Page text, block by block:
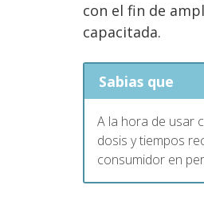
con el fin de
capacitada.
Sabias que
A la hora de usar
dosis y tiempos
consumidor en